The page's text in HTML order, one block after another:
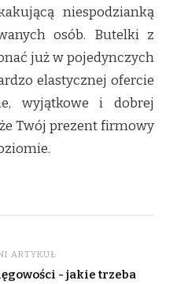
niespodzianką
osób. Butelki z
już w pojedynczych
elastycznej ofercie
wyjątkowe i dobrej
Twój prezent firmowy
ARTYKUŁ
- jakie trzeba